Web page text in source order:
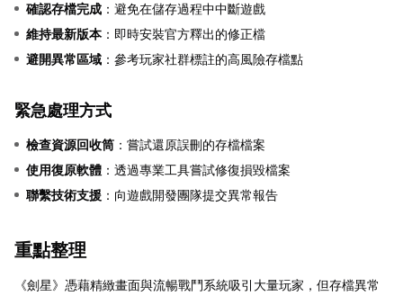
確認存檔完成 ：避免在儲存過程中中斷遊戲
維持最新版本：即時安裝官方釋出的修正檔
避開異常區域 ：參考玩家社群標註的高風險存檔點
緊急處理方式
檢查資源回收筒 ：嘗試還原誤刪的存檔檔案
使用復原軟體 ：透過專業工具嘗試修復損毀檔案
聯繫技術支援 ：向遊戲開發團隊提交異常報告
重點整理
《劍星》憑藉精緻畫面與流暢戰鬥系統吸引大量玩家，但存檔異常